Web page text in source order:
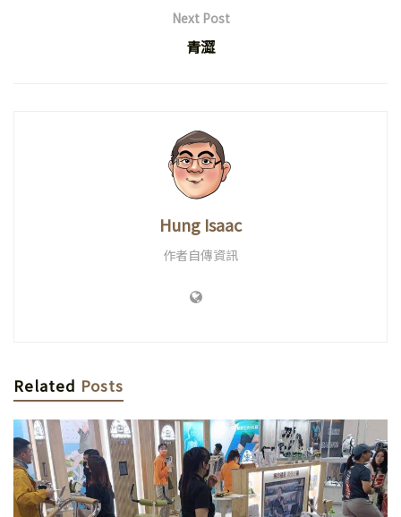
Next Post
青澀
Hung Isaac
作者自傳資訊
Related Posts